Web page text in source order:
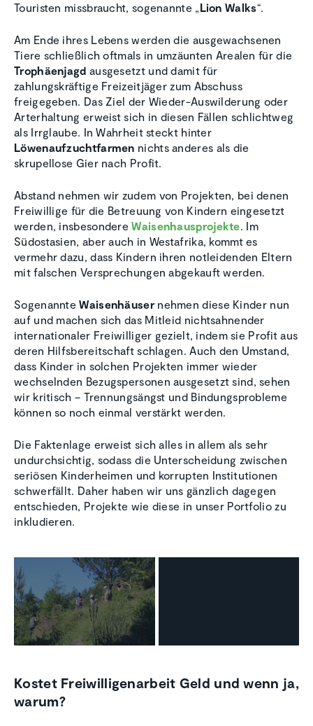
Touristen missbraucht, sogenannte „Lion Walks“.
Am Ende ihres Lebens werden die ausgewachsenen
Tiere schließlich oftmals in umzäunten Arealen für die
Trophäenjagd ausgesetzt und damit für
zahlungskräftige Freizeitjäger zum Abschuss
freigegeben. Das Ziel der Wieder-Auswilderung oder
Arterhaltung erweist sich in diesen Fällen schlichtweg
als Irrglaube. In Wahrheit steckt hinter
Löwenaufzuchtfarmen nichts anderes als die
skrupellose Gier nach Profit.
Abstand nehmen wir zudem von Projekten, bei denen
Freiwillige für die Betreuung von Kindern eingesetzt
werden, insbesondereWaisenhausprojekte. Im
Südostasien, aber auch in Westafrika, kommt es
vermehr dazu, dass Kindern ihren notleidenden Eltern
mit falschen Versprechungen abgekauft werden.
SogenannteWaisenhäusernehmen diese Kinder nun
auf und machen sich das Mitleid nichtsahnender
internationaler Freiwilliger gezielt, indem sie Profit aus
deren Hilfsbereitschaft schlagen. Auch den Umstand,
dass Kinder in solchen Projekten immer wieder
wechselnden Bezugspersonen ausgesetzt sind, sehen
wir kritisch – Trennungsängst und Bindungsprobleme
können so noch einmal verstärkt werden.
Die Faktenlage erweist sich alles in allem als sehr
undurchsichtig, sodass die Unterscheidung zwischen
seriösen Kinderheimen und korrupten Institutionen
schwerfällt. Daher haben wir uns gänzlich dagegen
entschieden, Projekte wie diese in unser Portfolio zu
inkludieren.
Kostet Freiwilligenarbeit Geld und wenn ja,
warum?